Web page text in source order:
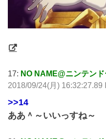
17: NO NAME@ニンテン
2018/09/24(月) 16:32:27.89
>>14
ああ＾～いいっすね～